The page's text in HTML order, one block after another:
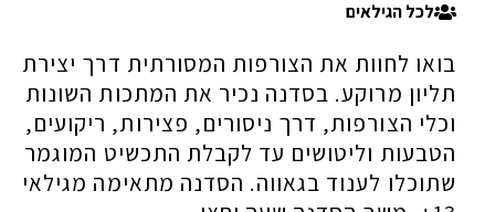
לכל הגילאים
בואו לחוות את הצורפות המסורתית דרך יצירת
תליון מרוקע. בסדנה נכיר את המתכות השונות
וכלי הצורפות, דרך ניסורים, פצירות, ריקועים,
הטבעות וליטושים עד לקבלת התכשיט המוגמר
שתוכלו לענוד בגאווה. הסדנה מתאימה מגילאי